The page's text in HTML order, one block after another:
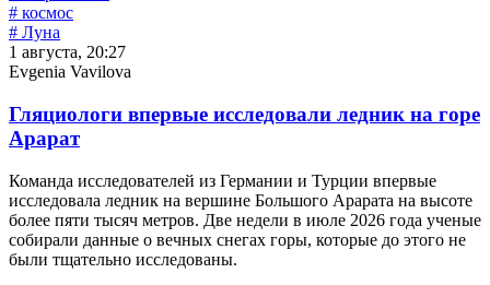
# космос
# Луна
1 августа, 20:27
Evgenia Vavilova
Гляциологи впервые исследовали ледник на горе
Арарат
Команда исследователей из Германии и Турции впервые
исследовала ледник на вершине Большого Арарата на высоте
более пяти тысяч метров. Две недели в июле 2026 года ученые
собирали данные о вечных снегах горы, которые до этого не
были тщательно исследованы.